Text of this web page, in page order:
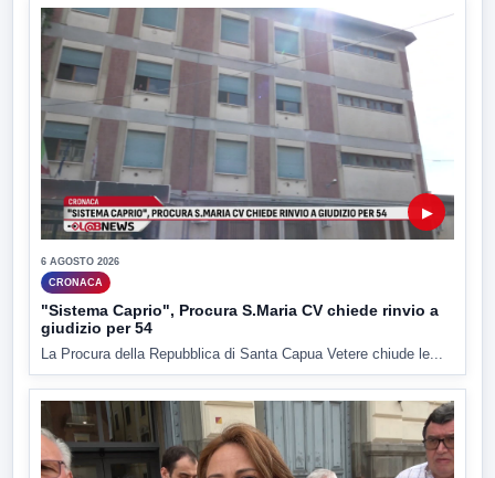
▶
6 AGOSTO 2026
CRONACA
"Sistema Caprio", Procura S.Maria CV chiede rinvio a
giudizio per 54
La Procura della Repubblica di Santa Capua Vetere chiude le...